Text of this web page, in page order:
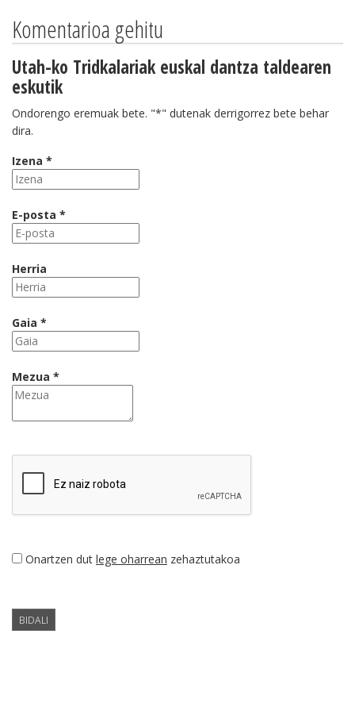
Komentarioa gehitu
Utah-ko Tridkalariak euskal dantza taldearen
eskutik
Ondorengo eremuak bete. "*" dutenak derrigorrez bete behar
dira.
Izena *
E-posta *
Herria
Gaia *
Mezua *
Onartzen dut lege oharrean zehaztutakoa
BIDALI